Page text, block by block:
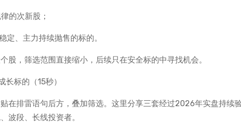
的次新股；
定、主力持续抛售的标的。
股，筛选范围直接缩小，后续只在安全标的中寻找机会。
标的（15秒）
在排雷语句后方，叠加筛选。这里分享三套经过2026年实盘持续验
波段、长线投资者。